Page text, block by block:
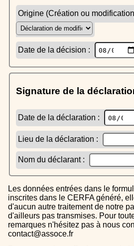
Origine (Création ou
Date de la décision :
Signature de la
Date de la déclaration :
Lieu de la déclaration :
Nom du déclarant :
Les données entrées dans le formulaire sont uniquement
inscrites dans le CERFA généré,
d'aucun autre traitement de notre
d'ailleurs pas transmises. Pour
remarques n'hésitez pas à nous
contact@assoce.fr